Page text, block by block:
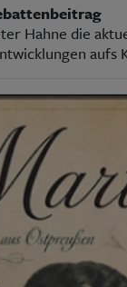
Hahne die
aufs